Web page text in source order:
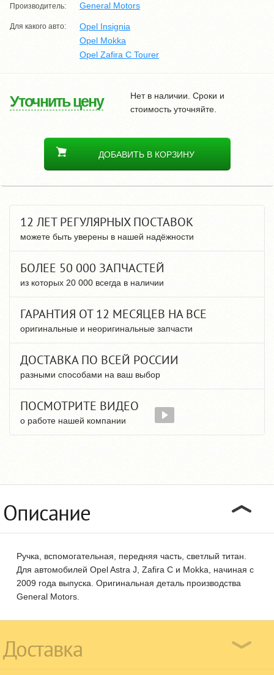
Производитель: General Motors
Для какого авто:
Opel Insignia
Opel Mokka
Opel Zafira C Tourer
Уточнить цену
Нет в наличии. Сроки и
стоимость уточняйте.
ДОБАВИТЬ В КОРЗИНУ
12 ЛЕТ РЕГУЛЯРНЫХ ПОСТАВОК
можете быть уверены в нашей надёжности
БОЛЕЕ 50 000 ЗАПЧАСТЕЙ
из которых 20 000 всегда в наличии
ГАРАНТИЯ ОТ 12 МЕСЯЦЕВ НА ВСЕ
оригинальные и неоригинальные запчасти
ДОСТАВКА ПО ВСЕЙ РОССИИ
разными способами на ваш выбор
ПОСМОТРИТЕ ВИДЕО
о работе нашей компании
Описание
Ручка, вспомогательная, передняя часть, светлый титан.
Для автомобилей Opel Astra J, Zafira C и Mokka, начиная с
2009 года выпуска. Оригинальная деталь производства
General Motors.
Доставка